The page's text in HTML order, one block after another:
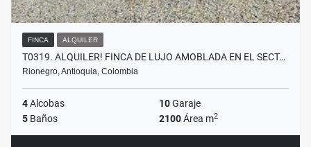
FINCA ALQUILER
T0319. ALQUILER! FINCA DE LUJO AMOBLADA EN EL SECT…
Rionegro, Antioquia, Colombia
4Alcobas 10Garaje
5 Baños 2100Área m2